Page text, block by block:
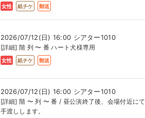
女性 紙チケ 郵送
2026/07/12(日) 16:00 シアター1010
[詳細] 階 列 〜 番 ハート犬様専用
女性 紙チケ 郵送
2026/07/12(日) 16:00 シアター1010
[詳細] 階 〜 列 〜 番 / 昼公演終了後、会場付近にて
手渡しします。